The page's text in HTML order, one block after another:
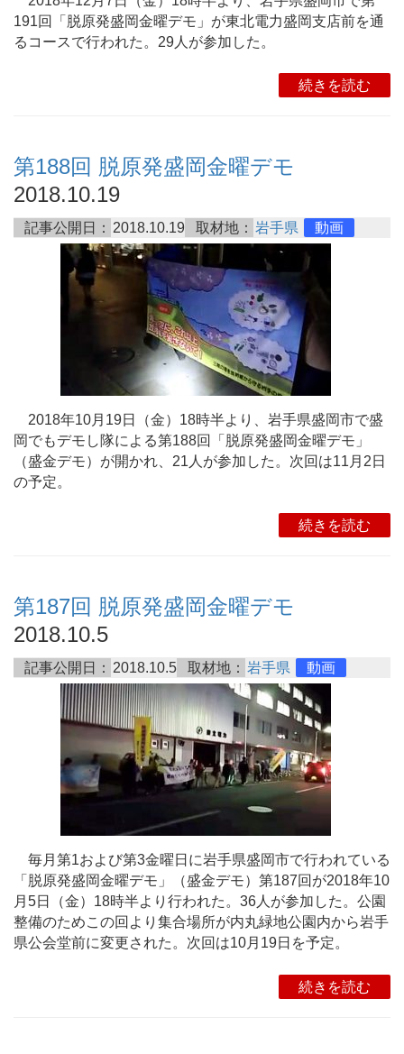
191回「脱原発盛岡金曜デモ」が東北電力盛岡支店前を通
るコースで行われた。29人が参加した。
続きを読む
第188回 脱原発盛岡金曜デモ
2018.10.19
記事公開日： 2018.10.19 取材地： 岩手県 動画
2018年10月19日（金）18時半より、岩手県盛岡市で盛
岡でもデモし隊による第188回「脱原発盛岡金曜デモ」
（盛金デモ）が開かれ、21人が参加した。次回は11月2日
の予定。
続きを読む
第187回 脱原発盛岡金曜デモ
2018.10.5
記事公開日： 2018.10.5 取材地： 岩手県 動画
毎月第1および第3金曜日に岩手県盛岡市で行われている
「脱原発盛岡金曜デモ」（盛金デモ）第187回が2018年10
月5日（金）18時半より行われた。36人が参加した。公園
整備のためこの回より集合場所が内丸緑地公園内から岩手
県公会堂前に変更された。次回は10月19日を予定。
続きを読む